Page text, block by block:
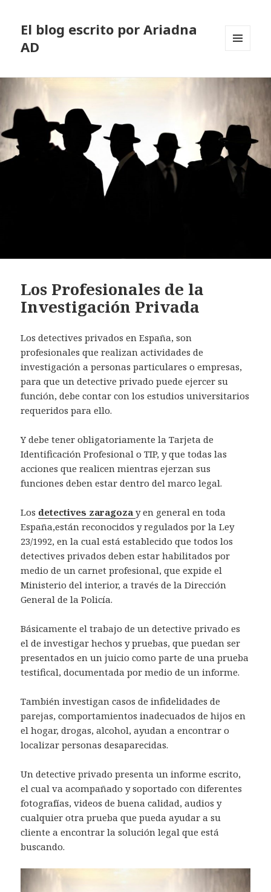
El blog escrito por Ariadna
AD
WIDGETS
Los Profesionales de la
Investigación Privada
Los detectives privados en España, son
profesionales que realizan actividades de
investigación a personas particulares o empresas,
para que un detective privado puede ejercer su
función, debe contar con los estudios universitarios
requeridos para ello.
Y debe tener obligatoriamente la Tarjeta de
Identificación Profesional o TIP, y que todas las
acciones que realicen mientras ejerzan sus
funciones deben estar dentro del marco legal.
Los detectives zaragozay en general en toda
España,están reconocidos y regulados por la Ley
23/1992, en la cual está establecido que todos los
detectives privados deben estar habilitados por
medio de un carnet profesional, que expide el
Ministerio del interior, a través de la Dirección
General de la Policía.
Básicamente el trabajo de un detective privado es
el de investigar hechos y pruebas, que puedan ser
presentados en un juicio como parte de una prueba
testifical, documentada por medio de un informe.
También investigan casos de infidelidades de
parejas, comportamientos inadecuados de hijos en
el hogar, drogas, alcohol, ayudan a encontrar o
localizar personas desaparecidas.
Un detective privado presenta un informe escrito,
el cual va acompañado y soportado con diferentes
fotografías, videos de buena calidad, audios y
cualquier otra prueba que pueda ayudar a su
cliente a encontrar la solución legal que está
buscando.